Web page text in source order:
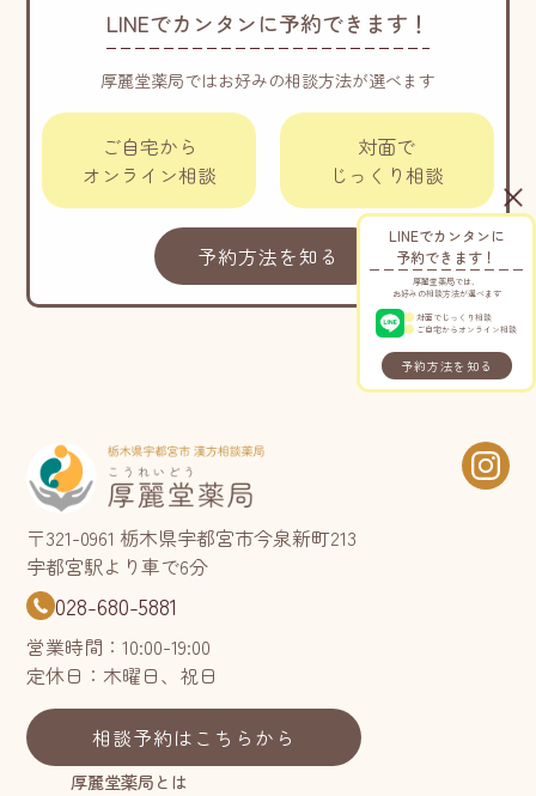
LINEでカンタンに
予約できます！
厚麗堂薬局では、
お好みの相談方法が選べます
対面でじっくり相談
ご自宅からオンライン相談
予約方法を知る
LINEでカンタンに予約できます！
厚麗堂薬局ではお好みの相談方法が選べます
ご自宅から
オンライン相談
対面で
じっくり相談
予約方法を知る
〒321-0961 栃木県宇都宮市今泉新町213
宇都宮駅より車で6分
028-680-5881
営業時間：10:00-19:00
定休日：木曜日、祝日
相談予約はこちらから
厚麗堂薬局とは